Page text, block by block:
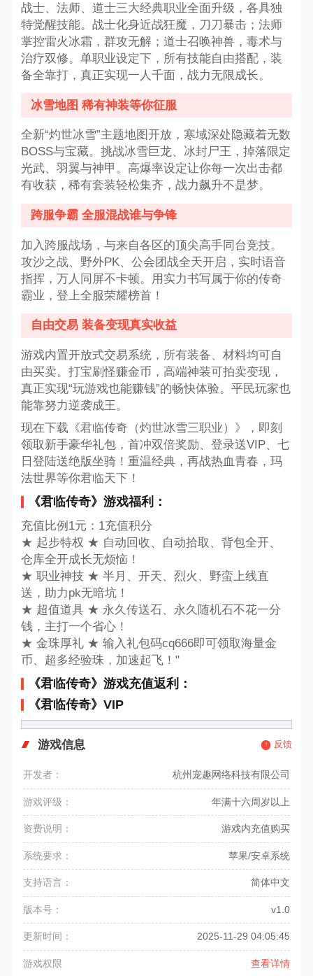
战士、法师、道士三大经典职业全面升级，各具独
特觉醒技能。战士化身近战狂魔，刀刀暴击；法师
掌控雷火冰霜，群攻无解；道士召唤神兽，毒术与
治疗双修。单职业设定下，所有技能自由搭配，装
备全靠打，真正实现一人千面，战力无限成长。
冰雪地图 稀有神装等你征服
全新“灼世冰雪”主题地图开放，寒域深处隐藏着无数
BOSS与宝藏。挑战冰雪巨龙、冰封尸王，掉落限定
光武、羽翼与神甲。高爆率设定让你每一次出击都
有收获，稀有套装轻松集齐，战力飙升不是梦。
跨服争霸 全服混战谁与争锋
加入跨服战场，与来自各区的顶尖高手同台竞技。
攻沙之战、野外PK、公会团战全天开启，实时语音
指挥，万人同屏不卡顿。用实力书写属于你的传奇
霸业，登上全服荣耀榜首！
自由交易 装备变现真实收益
游戏内置开放式交易系统，所有装备、材料均可自
由买卖。打宝刷怪赚金币，高端神装可拍卖变现，
真正实现“玩游戏也能赚钱”的畅快体验。平民玩家也
能靠努力逆袭成王。
现在下载《君临传奇（灼世冰雪三职业）》，即刻
领取新手豪华礼包，首冲双倍奖励、登录送VIP、七
日登陆送绝版坐骑！重温经典，再战热血青春，玛
法世界等你君临天下！
《君临传奇》游戏福利：
充值比例1元：1充值积分
★ 起步特权 ★ 自动回收、自动拾取、背包全开、
仓库全开成长无烦恼！
★ 职业神技 ★ 半月、开天、烈火、野蛮上线直
送，助力pk无暗坑！
★ 超值道具 ★ 永久传送石、永久随机石不花一分
钱，主打一个省心！
★ 金珠厚礼 ★ 输入礼包码cq666即可领取海量金
币、超多经验珠，加速起飞！"
《君临传奇》游戏充值返利：
《君临传奇》VIP
游戏信息 反馈
开发者： 杭州宠趣网络科技有限公司
游戏评级： 年满十六周岁以上
资费说明： 游戏内充值购买
系统要求： 苹果/安卓系统
支持语言： 简体中文
版本号： v1.0
更新时间： 2025-11-29 04:05:45
游戏权限 查看详情